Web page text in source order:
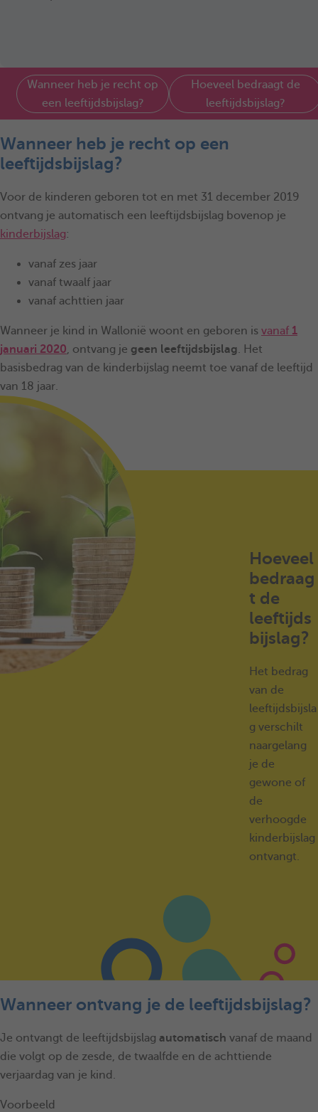
Wanneer heb je recht op
een leeftijdsbijslag?
Hoeveel bedraagt de
leeftijdsbijslag?
Wanneer heb je recht op een
leeftijdsbijslag?
Voor de kinderen geboren tot en met 31 december 2019
ontvang je automatisch een leeftijdsbijslag bovenop je
kinderbijslag:
vanaf zes jaar
vanaf twaalf jaar
vanaf achttien jaar
Wanneer je kind in Wallonië woont en geboren is vanaf 1
januari 2020, ontvang je geen leeftijdsbijslag. Het
basisbedrag van de kinderbijslag neemt toe vanaf de leeftijd
van 18 jaar.
Hoeveel
bedraag
t de
leeftijds
bijslag?
Het bedrag
van de
leeftijdsbijsla
g verschilt
naargelang
je de
gewone of
de
verhoogde
kinderbijslag
ontvangt.
Wanneer ontvang je de leeftijdsbijslag?
Je ontvangt de leeftijdsbijslag automatisch vanaf de maand
die volgt op de zesde, de twaalfde en de achttiende
verjaardag van je kind.
Voorbeeld